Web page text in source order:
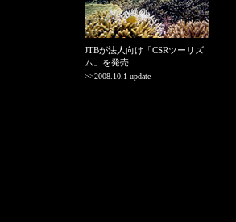
JTBが法人向け「CSRツーリズ
ム」を発売
>>2008.10.1 update